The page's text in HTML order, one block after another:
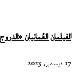
الفيلمان العُمانيان
17 ديسمبر، 2023